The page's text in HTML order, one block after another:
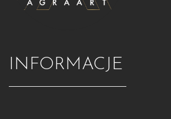
INFORMACJE